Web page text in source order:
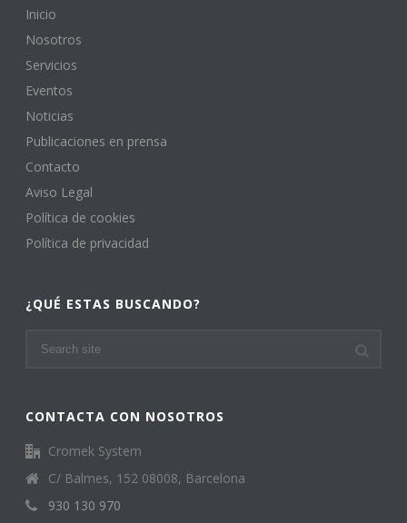
Inicio
Nosotros
Servicios
Eventos
Noticias
Publicaciones en prensa
Contacto
Aviso Legal
Política de cookies
Política de privacidad
¿QUÉ ESTAS BUSCANDO?
CONTACTA CON NOSOTROS
Cromek System
C/ Balmes, 152 08008, Barcelona
930 130 970